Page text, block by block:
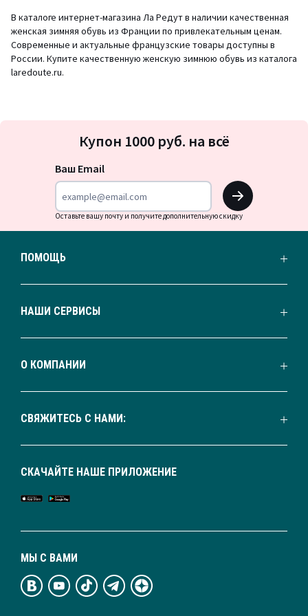
В каталоге интернет-магазина Ла Редут в наличии качественная
женская зимняя обувь из Франции по привлекательным ценам.
Современные и актуальные французские товары доступны в
России. Купите качественную женскую зимнюю обувь из каталога
laredoute.ru.
на
Купон 1000 руб. на всё
Ваш Email
OK
Оставьте вашу почту и получите дополнительную скидку
ПОМОЩЬ
НАШИ СЕРВИСЫ
О КОМПАНИИ
СВЯЖИТЕСЬ С НАМИ:
МЫ С ВАМИ
СКАЧАЙТЕ НАШЕ ПРИЛОЖЕНИЕ